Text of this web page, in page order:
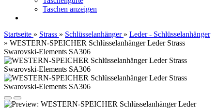
Taschen anzeigen
Startseite » Strass » Schlüsselanhänger » Leder - Schlüsselanhänger
» WESTERN-SPEICHER Schlüsselanhänger Leder Strass
Swarovski-Elements SA306